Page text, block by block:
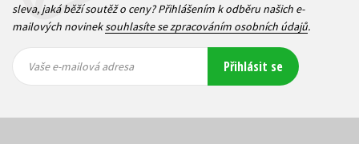
sleva, jaká běží soutěž o ceny? Přihlášením k odběru našich e-
mailových novineksouhlasíte se zpracováním osobních údajů.
mailová
mailová
Vaše e-mailová adresa Přihlásit se